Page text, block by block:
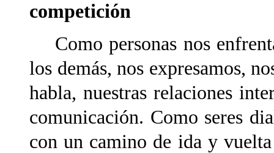
competición
Como personas nos
los demás, nos expresamos,
habla, nuestras relaciones
comunicación. Como seres
con un camino de ida y